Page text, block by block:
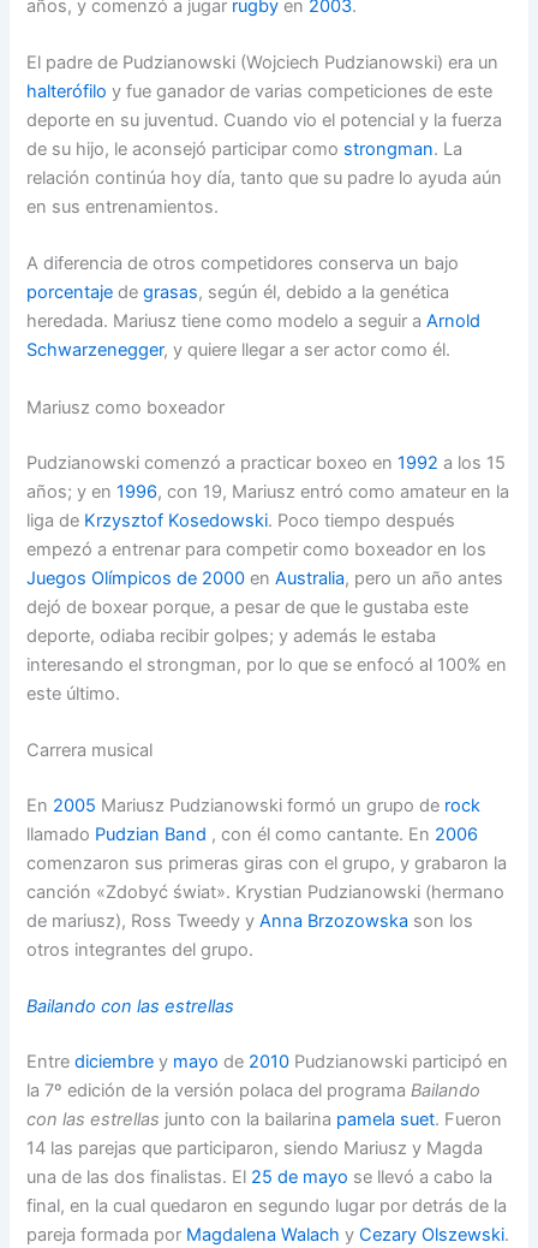
años, y comenzó a jugar rugby en 2003.
El padre de Pudzianowski (Wojciech Pudzianowski) era un
halterófilo y fue ganador de varias competiciones de este
deporte en su juventud. Cuando vio el potencial y la fuerza
de su hijo, le aconsejó participar como strongman. La
relación continúa hoy día, tanto que su padre lo ayuda aún
en sus entrenamientos.
A diferencia de otros competidores conserva un bajo
porcentaje degrasas, según él, debido a la genética
heredada. Mariusz tiene como modelo a seguir aArnold
Schwarzenegger, y quiere llegar a ser actor como él.
Mariusz como boxeador
Pudzianowski comenzó a practicar boxeo en1992 a los 15
años; y en1996, con 19, Mariusz entró como amateur en la
liga de Krzysztof Kosedowski. Poco tiempo después
empezó a entrenar para competir como boxeador en los
Juegos Olímpicos de 2000 enAustralia, pero un año antes
dejó de boxear porque, a pesar de que le gustaba este
deporte, odiaba recibir golpes; y además le estaba
interesando el strongman, por lo que se enfocó al 100% en
este último.
Carrera musical
En 2005 Mariusz Pudzianowski formó un grupo de rock
llamado Pudzian Band , con él como cantante. En 2006
comenzaron sus primeras giras con el grupo, y grabaron la
canción «Zdobyć świat». Krystian Pudzianowski (hermano
de mariusz), Ross Tweedy yAnna Brzozowska son los
otros integrantes del grupo.
Bailando con las estrellas
Entrediciembre y mayo de 2010 Pudzianowski participó en
la 7º edición de la versión polaca del programaBailando
con las estrellas junto con la bailarina pamela suet. Fueron
14 las parejas que participaron, siendo Mariusz y Magda
una de las dos finalistas. El 25 de mayo se llevó a cabo la
final, en la cual quedaron en segundo lugar por detrás de la
pareja formada por Magdalena Walach yCezary Olszewski.